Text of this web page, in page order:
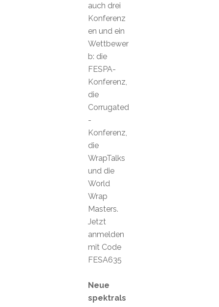
auch drei
Konferenz
en und ein
Wettbewer
b: die
FESPA-
Konferenz,
die
Corrugated
-
Konferenz,
die
WrapTalks
und die
World
Wrap
Masters.
Jetzt
anmelden
mit Code
FESA635
Neue
spektrals